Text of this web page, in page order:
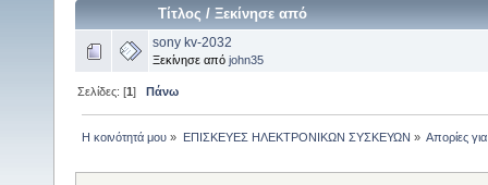
Τίτλος /Ξεκίνησε από
sony kv-2032
Ξεκίνησε από john35
Σελίδες: [1]Πάνω
Η κοινότητά μου » ΕΠΙΣΚΕΥΕΣ ΗΛΕΚΤΡΟΝΙΚΩΝ ΣΥΣΚΕΥΩΝ » Απορίες